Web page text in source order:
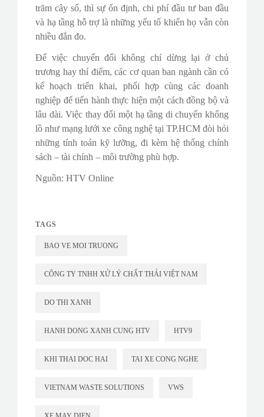
trăm cây số, thì sự ổn định, chi phí đầu tư ban đầu
và hạ tầng hỗ trợ là những yếu tố khiến họ vẫn còn
nhiều đắn đo.
Để việc chuyển đổi không chỉ dừng lại ở chủ
trương hay thí điểm, các cơ quan ban ngành cần có
kế hoạch triển khai, phối hợp cùng các doanh
nghiệp để tiến hành thực hiện một cách đồng bộ và
lâu dài. Việc thay đổi một hạ tầng di chuyển khổng
lồ như mạng lưới xe công nghệ tại TP.HCM đòi hỏi
những tính toán kỹ lưỡng, đi kèm hệ thống chính
sách – tài chính – môi trường phù hợp.
Nguồn: HTV Online
TAGS
BAO VE MOI TRUONG
CÔNG TY TNHH XỬ LÝ CHẤT THẢI VIỆT NAM
DO THI XANH
HANH DONG XANH CUNG HTV HTV9
KHI THAI DOC HAI TAI XE CONG NGHE
VIETNAM WASTE SOLUTIONS VWS